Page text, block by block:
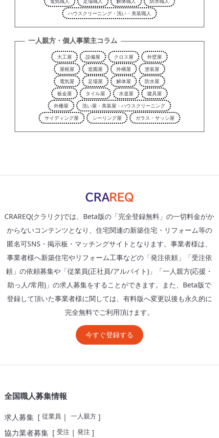
ハウスクリーニング・洗い・美装職人
一人親方・個人事業主コラム
大工屋 設備屋 クロス屋
外壁屋
屋根屋
造園屋 外構屋
塗装屋
電気屋
足場屋 解体屋
防水屋
板金屋
タイル屋 水道屋
建具屋
外柵屋
洗い屋・美装屋・ハウスクリーニング
サイディング屋
シーリング屋 ガラス・サッシ屋
CRAREQ(クラリク)では、Beta版の「完全登録無料」の一切料金がか
からないコンテンツとなり、住宅関連の新築住宅・リフォーム等の
匿名可SNS・掲示板・マッチングサイトとなります。事業者様は、
事業者様へ新築住宅やリフォーム工事などの「発注依頼」「受注依
頼」の依頼募集や「従業員(正社員/アルバイト)」「一人親方(応援・
助っ人/常用)」の求人募集をすることができます。また、Beta版で
登録して頂いた事業者様に関しては、有料版へ変更以後も永久的に
完全無料でご利用頂けます。
今すぐ登録する
全国職人募集情報
求人募集[ 従業員 | 一人親方]
協力業者募集[ 受注| 発注]